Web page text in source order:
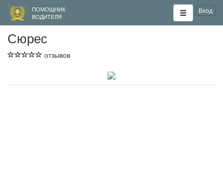
ПОМОЩНИК
ВОДИТЕЛЯ
Вход
Сюрес
отзывов